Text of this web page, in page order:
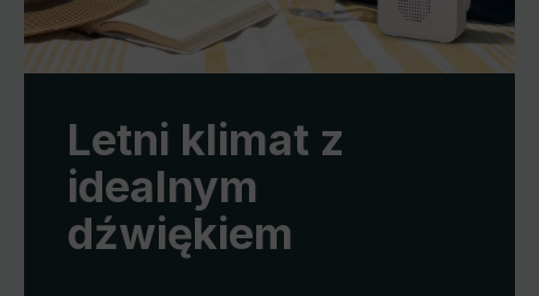
Letni klimat z
idealnym
dźwiękiem